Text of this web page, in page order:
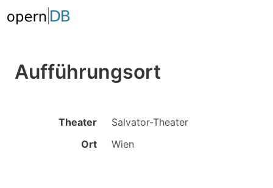
Aufführungsort
Theater
Salvator-Theater
Ort
Wien